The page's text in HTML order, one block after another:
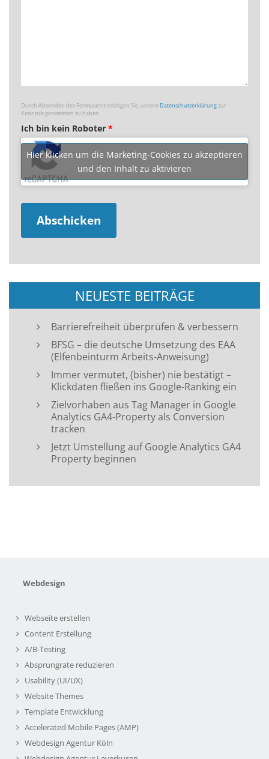
Durch Absenden des Formulars bestätigen Sie, unsereDatenschutzerklärungzur
Kenntnis genommen zu haben
Ich bin kein Roboter *
Hier klicken um die Marketing-Cookies zu akzeptieren
und den Inhalt zu aktivieren
NEUESTE BEITRÄGE
Barrierefreiheit überprüfen & verbessern
BFSG – die deutsche Umsetzung des EAA
(Elfenbeinturm Arbeits-Anweisung)
Immer vermutet, (bisher) nie bestätigt –
Klickdaten fließen ins Google-Ranking ein
Zielvorhaben aus Tag Manager in Google
Analytics GA4-Property als Conversion
tracken
Jetzt Umstellung auf Google Analytics GA4
Property beginnen
Webdesign
Webseite erstellen
Content Erstellung
A/B-Testing
Absprungrate reduzieren
Usability (UI/UX)
Website Themes
Template Entwicklung
Accelerated Mobile Pages (AMP)
Webdesign Agentur Köln